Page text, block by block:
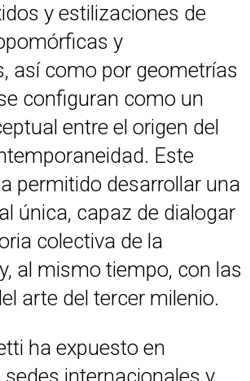
y estilizaciones de
y
así como por geometrías
configuran como un
entre el origen del
Este
permitido desarrollar una
única, capaz de dialogar
colectiva de la
al mismo tiempo, con las
arte del tercer milenio.
ha expuesto en
internacionales y